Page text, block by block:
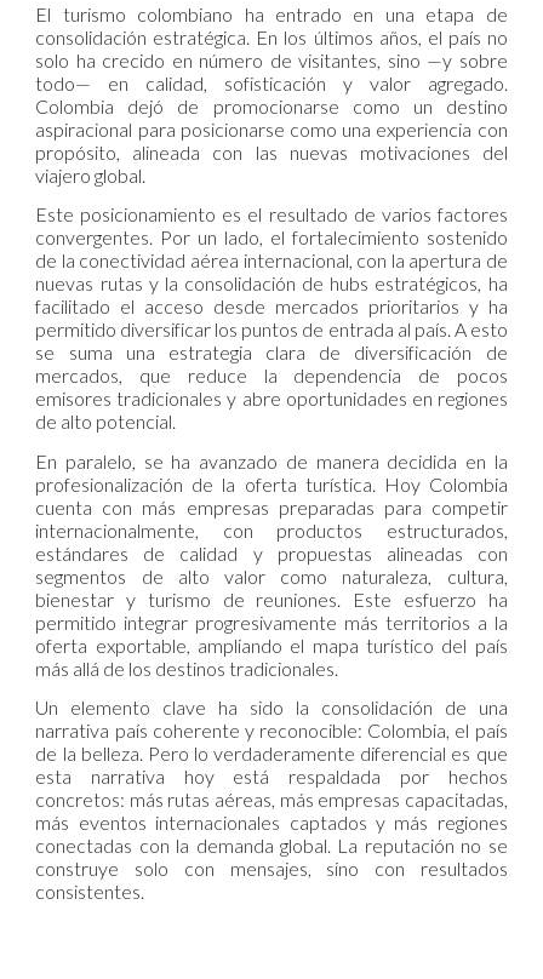
El turismo colombiano ha entrado en una etapa de
consolidación estratégica. En los últimos años, el país no
solo ha crecido en número de visitantes, sino —y sobre
todo— en calidad, sofisticación y valor agregado.
Colombia dejó de promocionarse como un destino
aspiracional para posicionarse como una experiencia con
propósito, alineada con las nuevas motivaciones del
viajero global.
Este posicionamiento es el resultado de varios factores
convergentes. Por un lado, el fortalecimiento sostenido
de la conectividad aérea internacional, con la apertura de
nuevas rutas y la consolidación de hubs estratégicos, ha
facilitado el acceso desde mercados prioritarios y ha
permitido diversificar los puntos de entrada al país. A esto
se suma una estrategia clara de diversificación de
mercados, que reduce la dependencia de pocos
emisores tradicionales y abre oportunidades en regiones
de alto potencial.
En paralelo, se ha avanzado de manera decidida en la
profesionalización de la oferta turística. Hoy Colombia
cuenta con más empresas preparadas para competir
internacionalmente, con productos estructurados,
estándares de calidad y propuestas alineadas con
segmentos de alto valor como naturaleza, cultura,
bienestar y turismo de reuniones. Este esfuerzo ha
permitido integrar progresivamente más territorios a la
oferta exportable, ampliando el mapa turístico del país
más allá de los destinos tradicionales.
Un elemento clave ha sido la consolidación de una
narrativa país coherente y reconocible: Colombia, el país
de la belleza. Pero lo verdaderamente diferencial es que
esta narrativa hoy está respaldada por hechos
concretos: más rutas aéreas, más empresas capacitadas,
más eventos internacionales captados y más regiones
conectadas con la demanda global. La reputación no se
construye solo con mensajes, sino con resultados
consistentes.